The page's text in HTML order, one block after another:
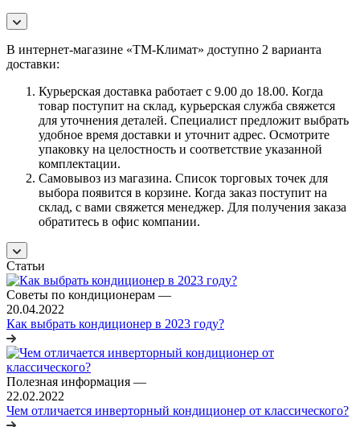
В интернет-магазине «ТМ-Климат» доступно 2 варианта
доставки:
Курьерская доставка работает с 9.00 до 18.00. Когда
товар поступит на склад, курьерская служба свяжется
для уточнения деталей. Специалист предложит выбрать
удобное время доставки и уточнит адрес. Осмотрите
упаковку на целостность и соответствие указанной
комплектации.
Самовывоз из магазина. Список торговых точек для
выбора появится в корзине. Когда заказ поступит на
склад, с вами свяжется менеджер. Для получения заказа
обратитесь в офис компании.
Статьи
Советы по кондиционерам —
20.04.2022
Как выбрать кондиционер в 2023 году?
Полезная информация —
22.02.2022
Чем отличается инверторный кондиционер от классического?